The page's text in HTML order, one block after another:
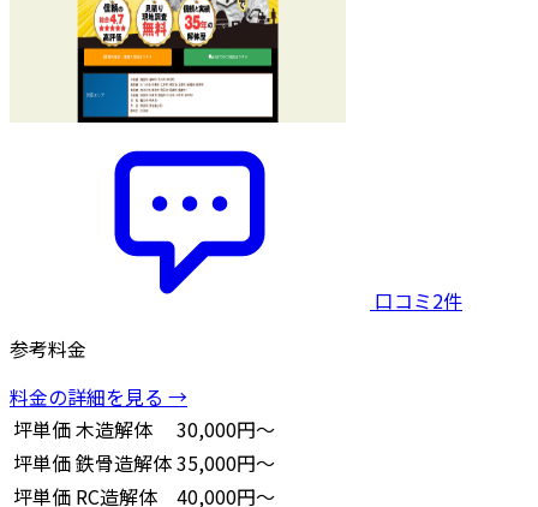
口コミ2件
参考料金
料金の詳細を見る →
坪単価木造解体
30,000円～
坪単価鉄骨造解体35,000円～
坪単価 RC造解体
40,000円～